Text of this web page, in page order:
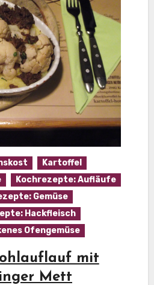
Kartoffel
Kochrezepte: Aufläufe
Gemüse
Hackfleisch
Ofengemüse
mit
Mett